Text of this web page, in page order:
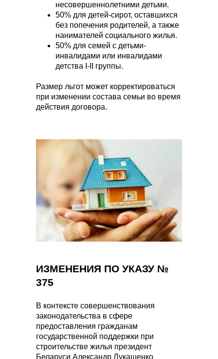
несовершеннолетними детьми.
50% для детей-сирот, оставшихся
без попечения родителей, а также
нанимателей социального жилья.
50% для семей с детьми-
инвалидами или инвалидами
детства I-II группы.
Размер льгот может корректироваться
при изменении состава семьи во время
действия договора.
ИЗМЕНЕНИЯ ПО УКАЗУ №
375
В контексте совершенствования
законодательства в сфере
предоставления гражданам
государственной поддержки при
строительстве жилья президент
Беларуси Александр Лукашенко